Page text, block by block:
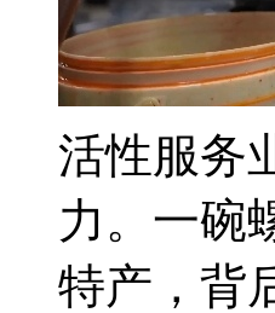
活性服务
力。一碗
特产，背